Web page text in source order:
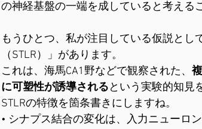
の神経基盤の一端を成していると考える
もうひとつ、私が注目している仮説とし
（STLR）」があります。
これは、海馬CA1野などで観察された、
に可塑性が誘導されるという実験的知見
STLRの特徴を箇条書きにしますね。
• シナプス結合の変化は、入力ニューロ